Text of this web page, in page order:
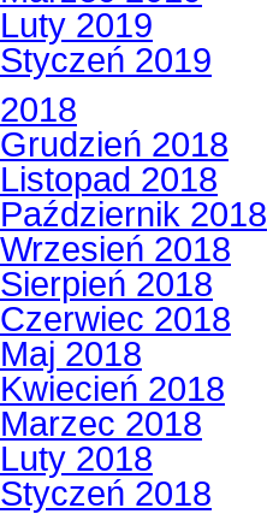
Luty 2019
Styczeń 2019
2018
Grudzień 2018
Listopad 2018
Październik 2018
Wrzesień 2018
Sierpień 2018
Czerwiec 2018
Maj 2018
Kwiecień 2018
Marzec 2018
Luty 2018
Styczeń 2018